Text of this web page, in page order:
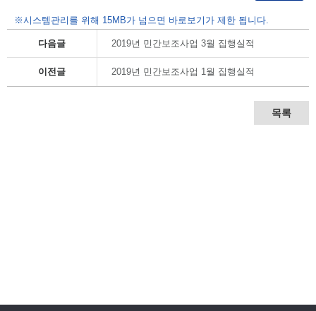
※시스템관리를 위해 15MB가 넘으면 바로보기가 제한 됩니다.
다음글 2019년 민간보조사업 3월 집행실적
이전글 2019년 민간보조사업 1월 집행실적
목록